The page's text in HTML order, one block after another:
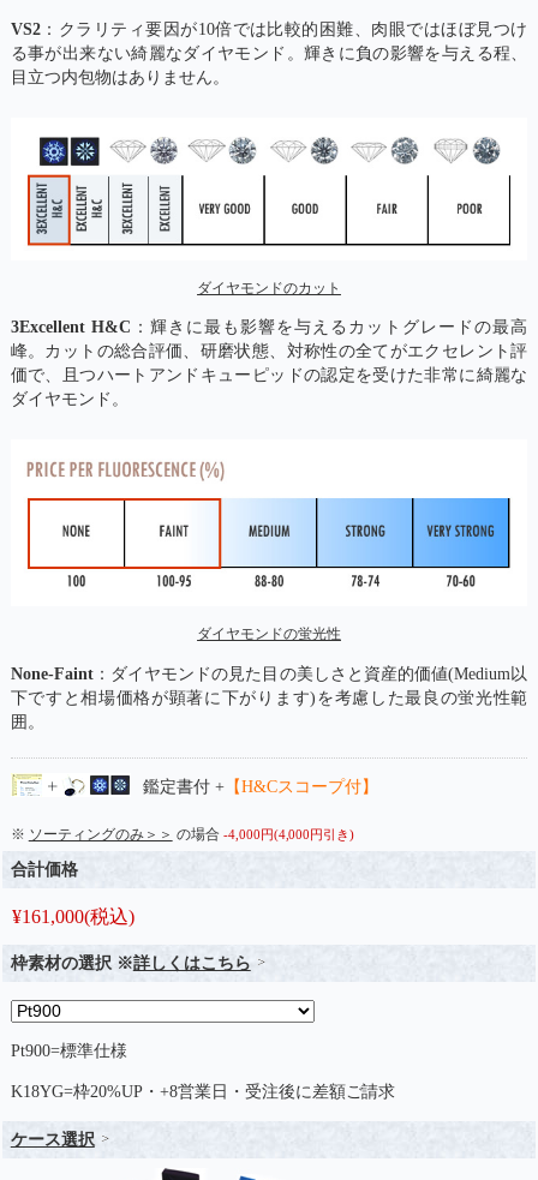
VS2：クラリティ要因が10倍では比較的困難、肉眼ではほぼ見つけ
る事が出来ない綺麗なダイヤモンド。輝きに負の影響を与える程、
目立つ内包物はありません。
ダイヤモンドのカット
3Excellent H&C ：輝きに最も影響を与えるカットグレードの最高
峰。カットの総合評価、研磨状態、対称性の全てがエクセレント評
価で、且つハートアンドキューピッドの認定を受けた非常に綺麗な
ダイヤモンド。
ダイヤモンドの蛍光性
None-Faint：ダイヤモンドの見た目の美しさと資産的価値(Medium以
下ですと相場価格が顕著に下がります)を考慮した最良の蛍光性範
囲。
鑑定書付 +【H&Cスコープ付】
※ ソーティングのみ＞＞ の場合 -4,000円(4,000円引き)
合計価格
¥161,000(税込)
枠素材の選択 ※詳しくはこちら
Pt900=標準仕様
K18YG=枠20%UP・+8営業日・受注後に差額ご請求
ケース選択